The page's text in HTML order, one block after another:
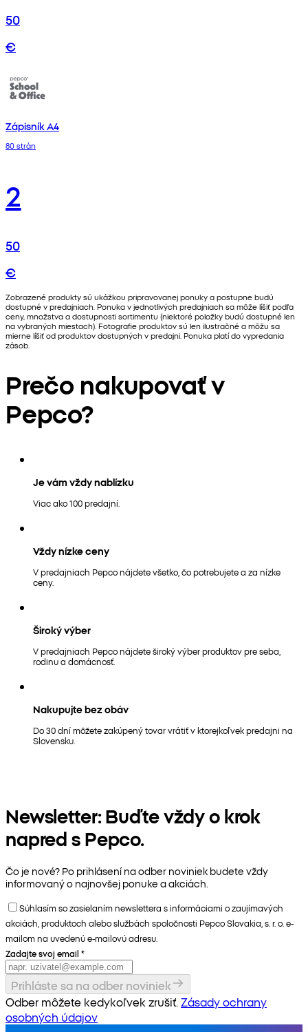
50
€
Zápisník A4
80 strán
2
50
€
Zobrazené produkty sú ukážkou pripravovanej ponuky a postupne budú
dostupné v predajniach. Ponuka v jednotlivých predajniach sa môže líšiť podľa
ceny, množstva a dostupnosti sortimentu (niektoré položky budú dostupné len
na vybraných miestach). Fotografie produktov sú len ilustračné a môžu sa
mierne líšiť od produktov dostupných v predajni. Ponuka platí do vypredania
zásob.
Prečo nakupovať v
Pepco?
Je vám vždy nablízku
Viac ako 100 predajní.
Vždy nízke ceny
V predajniach Pepco nájdete všetko, čo potrebujete a za nízke
ceny.
Široký výber
V predajniach Pepco nájdete široký výber produktov pre seba,
rodinu a domácnosť.
Nakupujte bez obáv
Do 30 dní môžete zakúpený tovar vrátiť v ktorejkoľvek predajni na
Slovensku.
Newsletter: Buďte vždy o krok
napred s Pepco.
Čo je nové? Po prihlásení na odber noviniek budete vždy
informovaný o najnovšej ponuke a akciách.
Súhlasím so zasielaním newslettera s informáciami o zaujímavých
akciách, produktoch alebo službách spoločnosti Pepco Slovakia, s. r. o. e-
mailom na uvedenú e-mailovú adresu.
Zadajte svoj email *
Prihláste sa na odber noviniek
Odber môžete kedykoľvek zrušiť. Zásady ochrany
osobných údajov